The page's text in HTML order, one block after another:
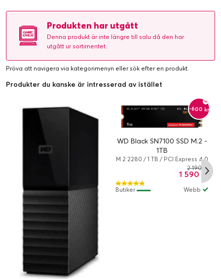
Produkten har utgått
Denna produkt är inte längre till salu då den har
utgått ur sortimentet.
Pröva att navigera via kategorimenyn eller sök efter en produkt.
Produkter du kanske är intresserad av istället
-600 kr
WD Black SN7100 SSD M.2 -
1TB
M.2 2280 / 1 TB / PCI Express 4.0
(NVMe) / 7250 MBps
1 590 kr
2 190 kr
Webb
Butiker